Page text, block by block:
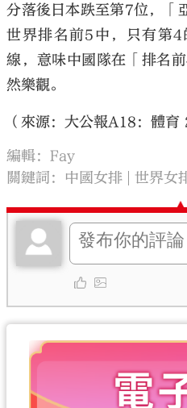
分落後日本跌至第7位，「
世界排名前5中，只有第
線，意味中國隊在「排名
然樂觀。
（來源：大公報A18：體
編輯：Fay
關鍵詞： 中國女排 世界女